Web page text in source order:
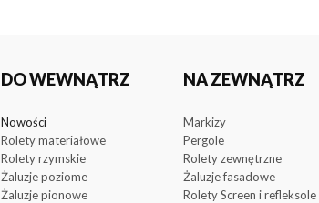
DO WEWNĄTRZ
Nowości
Rolety materiałowe
Rolety rzymskie
Żaluzje poziome
Żaluzje pionowe
NA ZEWNĄTRZ
Markizy
Pergole
Rolety zewnętrzne
Żaluzje fasadowe
Rolety Screen i refleksole